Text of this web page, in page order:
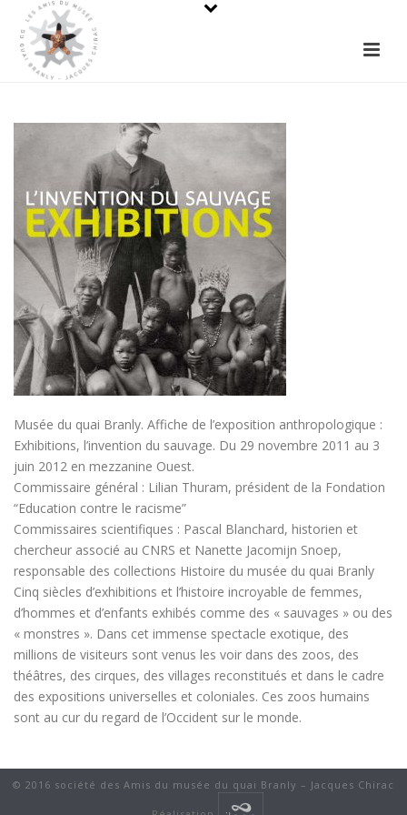
Musée du quai Branly. Affiche de l’exposition anthropologique :
Exhibitions, l’invention du sauvage. Du 29 novembre 2011 au 3
juin 2012 en mezzanine Ouest.
Commissaire général : Lilian Thuram, président de la Fondation
“Education contre le racisme”
Commissaires scientifiques : Pascal Blanchard, historien et
chercheur associé au CNRS et Nanette Jacomijn Snoep,
responsable des collections Histoire du musée du quai Branly
Cinq siècles d’exhibitions et l’histoire incroyable de femmes,
d’hommes et d’enfants exhibés comme des « sauvages » ou des
« monstres ». Dans cet immense spectacle exotique, des
millions de visiteurs sont venus les voir dans des zoos, des
théâtres, des cirques, des villages reconstitués et dans le cadre
des expositions universelles et coloniales. Ces zoos humains
sont au cur du regard de l’Occident sur le monde.
© 2016 société des Amis du musée du quai Branly – Jacques Chirac